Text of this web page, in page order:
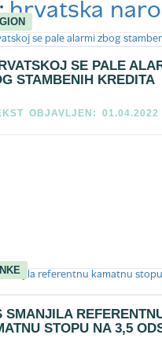
hrvatska
SE PALE
STAMBENIH KREDITA
OBJAVLJEN: 01.04.2022
SMANJILA
STOPU NA 3,5